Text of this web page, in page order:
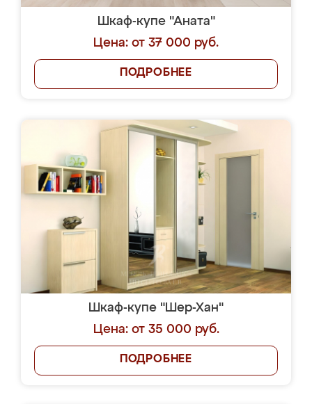
Шкаф-купе "Аната"
Цена: от 37 000 руб.
ПОДРОБНЕЕ
Шкаф-купе "Шер-Хан"
Цена: от 35 000 руб.
ПОДРОБНЕЕ